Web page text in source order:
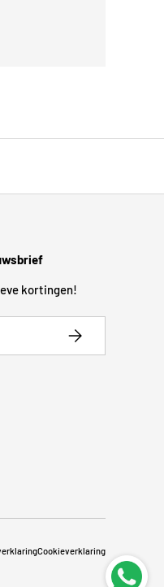
kortingen!
Abonneer
Cookieverklaring